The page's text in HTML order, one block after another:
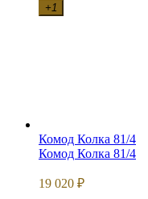
+1
Комод Колка 81/4
Комод Колка 81/4
19 020 ₽